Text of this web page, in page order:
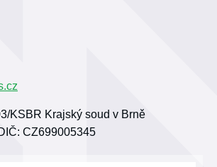
KSBR Krajský soud v Brně
CZ699005345